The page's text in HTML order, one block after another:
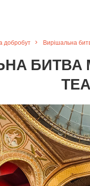
добробут Вирішальна
БИТВА